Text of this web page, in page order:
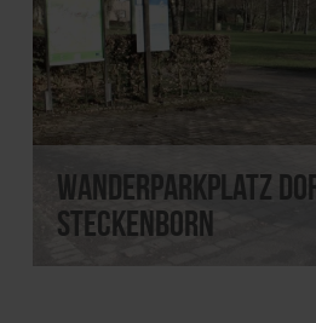
Wanderparkplatz
Steckenborn